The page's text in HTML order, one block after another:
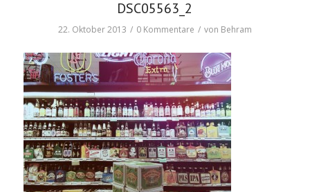
DSC05563_2
22. Oktober 2013 / 0 Kommentare / von Behram